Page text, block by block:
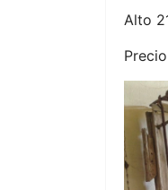
Alto